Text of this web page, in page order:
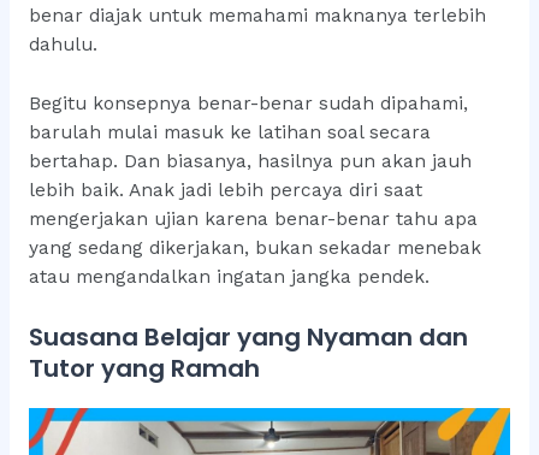
benar diajak untuk memahami maknanya terlebih
dahulu.
Begitu konsepnya benar-benar sudah dipahami,
barulah mulai masuk ke latihan soal secara
bertahap. Dan biasanya, hasilnya pun akan jauh
lebih baik. Anak jadi lebih percaya diri saat
mengerjakan ujian karena benar-benar tahu apa
yang sedang dikerjakan, bukan sekadar menebak
atau mengandalkan ingatan jangka pendek.
Suasana Belajar yang Nyaman dan
Tutor yang Ramah